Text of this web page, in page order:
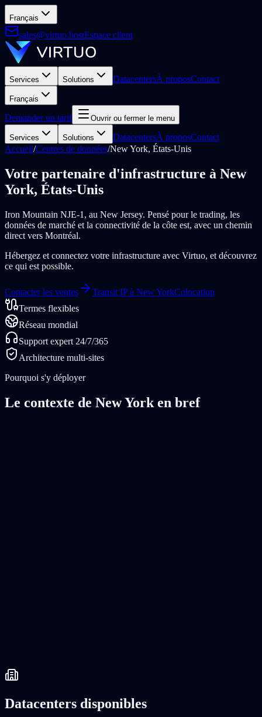
Français
sales@virtuo.hostEspace client
Services Solutions DatacentersÀ proposContact
Français
Demander un tarif Ouvrir ou fermer le menu
Services Solutions DatacentersÀ proposContact
Accueil/Centres de données/New York, États-Unis
Votre partenaire d'infrastructure à New
York, États-Unis
Iron Mountain NJE-1, au New Jersey. Pensé pour le trading, les
données de marché et la connectivité de la côte est, avec un chemin
direct vers Montréal.
Hébergez et connectez votre infrastructure avec Virtuo, et découvrez
ce qui est possible.
Contacter les ventes Transit IP à New YorkColocation
Termes flexibles
Réseau mondial
Support expert 24/7/365
Architecture multi-sites
Pourquoi s'y déployer
Le contexte de New York en bref
Datacenters disponibles